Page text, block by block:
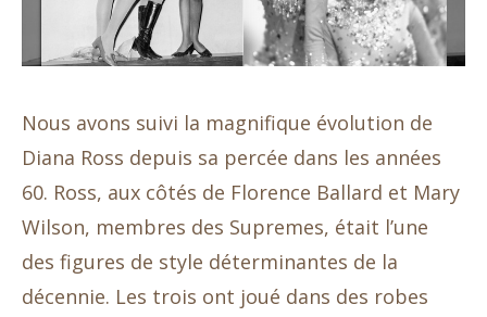
Nous avons suivi la magnifique évolution de
Diana Ross depuis sa percée dans les années
60. Ross, aux côtés de Florence Ballard et Mary
Wilson, membres des Supremes, était l’une
des figures de style déterminantes de la
décennie. Les trois ont joué dans des robes